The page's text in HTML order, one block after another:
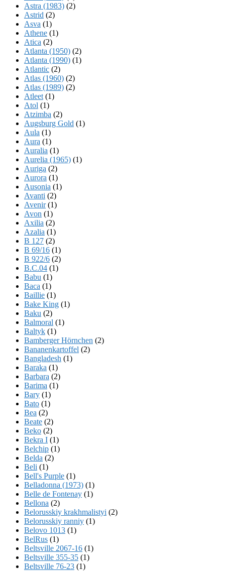
Astra (1983) (2)
Astrid (2)
Asva (1)
Athene (1)
Atica (2)
Atlanta (1950) (2)
Atlanta (1990) (1)
Atlantic (2)
Atlas (1960) (2)
Atlas (1989) (2)
Atleet (1)
Atol (1)
Atzimba (2)
Augsburg Gold (1)
Aula (1)
Aura (1)
Auralia (1)
Aurelia (1965) (1)
Auriga (2)
Aurora (1)
Ausonia (1)
Avanti (2)
Avenir(1)
Avon (1)
Axilia (2)
Azalia (1)
B 127 (2)
B 69/16 (1)
B 922/6 (2)
B.C.04 (1)
Babu (1)
Baca (1)
Baillie (1)
Bake King (1)
Baku (2)
Balmoral (1)
Baltyk (1)
Bamberger Hörnchen (2)
Bananenkartoffel (2)
Bangladesh (1)
Baraka (1)
Barbara (2)
Barima (1)
Bary (1)
Bato (1)
Bea (2)
Beate (2)
Beko (2)
Bekra I (1)
Belchip (1)
Belda (2)
Beli (1)
Bell's Purple (1)
Belladonna (1973) (1)
Belle de Fontenay (1)
Bellona (2)
Belorusskiy krakhmalistyi (2)
Belorusskiy ranniy (1)
Belovo 1013 (1)
BelRus (1)
Beltsville 2067-16 (1)
Beltsville 355-35 (1)
Beltsville 76-23 (1)